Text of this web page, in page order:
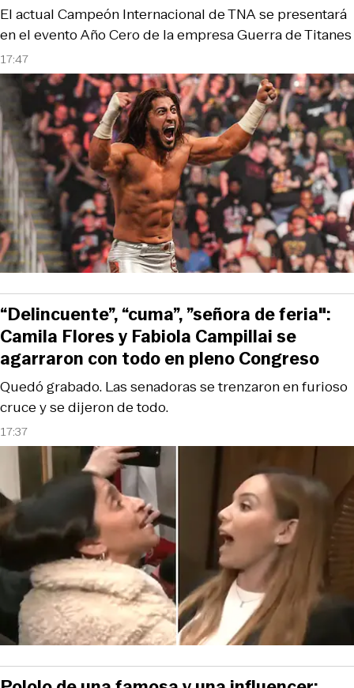
17:47
El actual Campeón Internacional de TNA se presentará
en el evento Año Cero de la empresa Guerra de Titanes
17:37
Quedó grabado. Las senadoras se trenzaron en furioso
cruce y se dijeron de todo.
“Delincuente”, “cuma”, ”señora de feria":
Camila Flores y Fabiola Campillai se
agarraron con todo en pleno Congreso